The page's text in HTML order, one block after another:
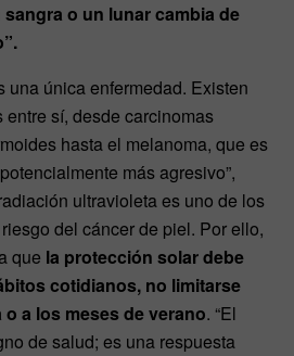
o un lunar cambia de
una única enfermedad. Existen
sí, desde carcinomas
hasta el melanoma, que es
más agresivo”,
ultravioleta es uno de los
del cáncer de piel. Por ello,
que la protección solar debe
cotidianos, no limitarse
a los meses de verano. “El
de salud; es una respuesta